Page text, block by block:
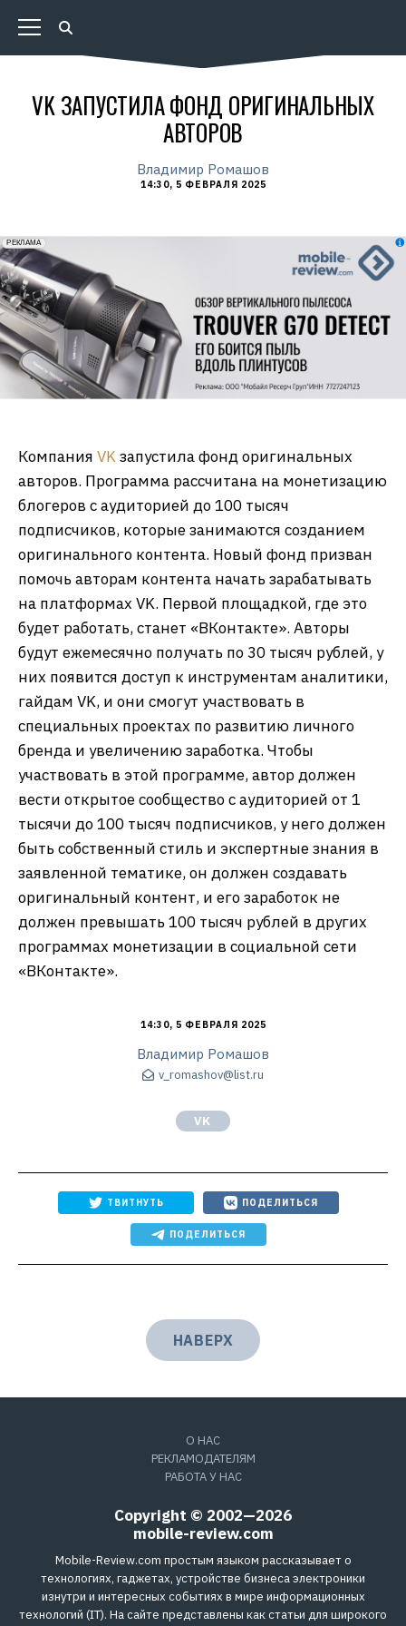
VK ЗАПУСТИЛА ФОНД ОРИГИНАЛЬНЫХ
АВТОРОВ
Владимир Ромашов
14:30, 5 ФЕВРАЛЯ 2025
erid: 2VfnxxmNzs5
РЕКЛАМА
Компания VKзапустила фонд оригинальных
авторов. Программа рассчитана на монетизацию
блогеров с аудиторией до 100 тысяч
подписчиков, которые занимаются созданием
оригинального контента. Новый фонд призван
помочь авторам контента начать зарабатывать
на платформах VK. Первой площадкой, где это
будет работать, станет «ВКонтакте». Авторы
будут ежемесячно получать по 30 тысяч рублей, у
них появится доступ к инструментам аналитики,
гайдам VK, и они смогут участвовать в
специальных проектах по развитию личного
бренда и увеличению заработка. Чтобы
участвовать в этой программе, автор должен
вести открытое сообщество с аудиторией от 1
тысячи до 100 тысяч подписчиков, у него должен
быть собственный стиль и экспертные знания в
заявленной тематике, он должен создавать
оригинальный контент, и его заработок не
должен превышать 100 тысяч рублей в других
программах монетизации в социальной сети
«ВКонтакте».
14:30, 5 ФЕВРАЛЯ 2025
Владимир Ромашов
v_romashov@list.ru
VK
ТВИТНУТЬ ПОДЕЛИТЬСЯ
ПОДЕЛИТЬСЯ
НАВЕРХ
О НАС
РЕКЛАМОДАТЕЛЯМ
РАБОТА У НАС
Copyright © 2002—2026
mobile-review.com
Mobile-Review.com простым языком рассказывает о
технологиях, гаджетах, устройстве бизнеса электроники
изнутри и интересных событиях в мире информационных
технологий (IT). На сайте представлены как статьи для широкого